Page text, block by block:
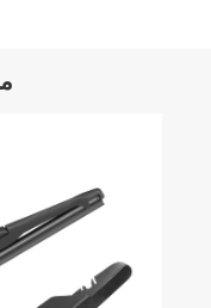
شفرات ممسحة
عرض المزيد >>